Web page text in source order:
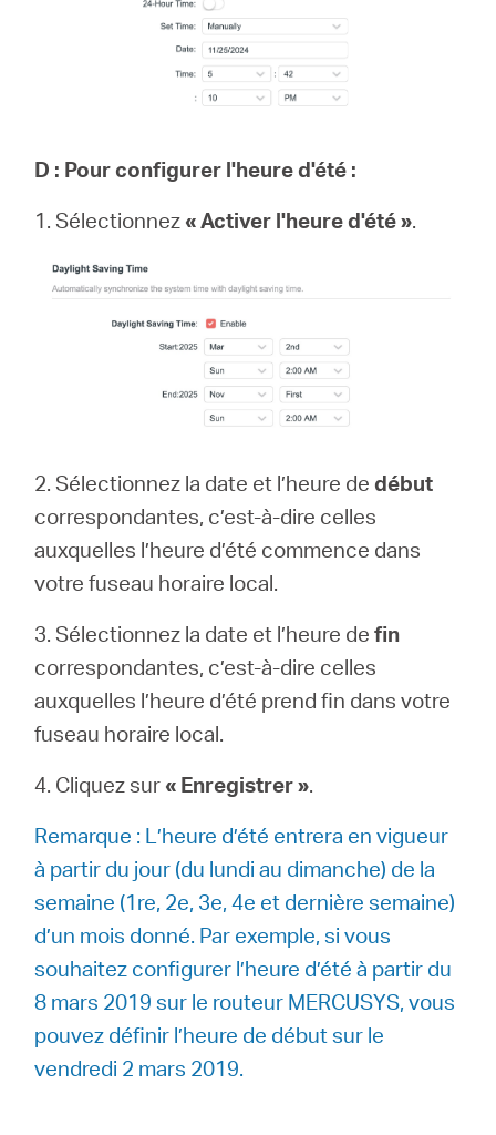
D : Pour configurer l'heure d'été :
1. Sélectionnez « Activer l'heure d'été ».
2. Sélectionnez la date et l’heure dedébut
correspondantes, c’est-à-dire celles
auxquelles l’heure d’été commence dans
votre fuseau horaire local.
3. Sélectionnez la date et l’heure defin
correspondantes, c’est-à-dire celles
auxquelles l’heure d’été prend fin dans votre
fuseau horaire local.
4. Cliquez sur « Enregistrer ».
Remarque : L’heure d’été entrera en vigueur
à partir du jour (du lundi au dimanche) de la
semaine (1re, 2e, 3e, 4e et dernière semaine)
d’un mois donné. Par exemple, si vous
souhaitez configurer l’heure d’été à partir du
8 mars 2019 sur le routeur MERCUSYS, vous
pouvez définir l’heure de début sur le
vendredi 2 mars 2019.